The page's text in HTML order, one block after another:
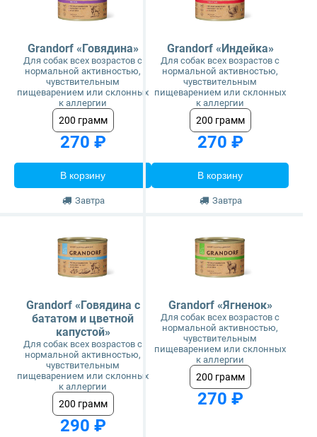
Grandorf «Говядина»
Для собак всех возрастов с
нормальной активностью,
чувствительным
пищеварением или склонных
к аллергии
200 грамм
270 ₽
В корзину
Завтра
Grandorf «Индейка»
Для собак всех возрастов с
нормальной активностью,
чувствительным
пищеварением или склонных
к аллергии
200 грамм
270 ₽
В корзину
Завтра
Grandorf «Говядина с
бататом и цветной
капустой»
Для собак всех возрастов с
нормальной активностью,
чувствительным
пищеварением или склонных
к аллергии
200 грамм
290 ₽
Grandorf «Ягненок»
Для собак всех возрастов с
нормальной активностью,
чувствительным
пищеварением или склонных
к аллергии
200 грамм
270 ₽